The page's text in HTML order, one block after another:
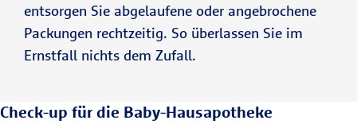
entsorgen Sie abgelaufene oder angebrochene
Packungen rechtzeitig. So überlassen Sie im
Ernstfall nichts dem Zufall.
Check-up für die Baby-Hausapotheke